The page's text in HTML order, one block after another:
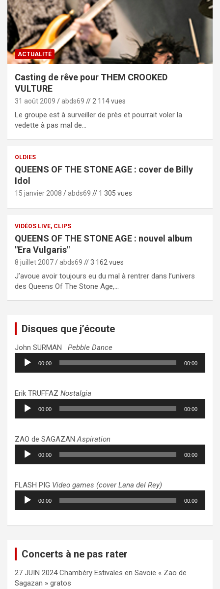
ACTUALITÉ
Casting de rêve pour THEM CROOKED
VULTURE
31 août 2009 abds69 // 2 114 vues
Le groupe est à surveiller de près et pourrait voler la
vedette à pas mal de…
OLDIES
QUEENS OF THE STONE AGE : cover de Billy
Idol
15 janvier 2008 abds69 // 1 305 vues
VIDÉOS LIVE, CLIPS
QUEENS OF THE STONE AGE : nouvel album
"Era Vulgaris"
8 juillet 2007 abds69 // 3 162 vues
J’avoue avoir toujours eu du mal à rentrer dans l’univers
des Queens Of The Stone Age,…
Disques que j’écoute
John SURMAN Pebble Dance
Lecteur
audio
00:00 00:00
Erik TRUFFAZ Nostalgia
Lecteur
audio
00:00 00:00
ZAO de SAGAZANAspiration
Lecteur
audio
00:00 00:00
FLASH PIG Video games (cover Lana del Rey)
Lecteur
audio
00:00 00:00
Concerts à ne pas rater
27 JUIN 2024 Chambéry Estivales en Savoie « Zao de
Sagazan » gratos